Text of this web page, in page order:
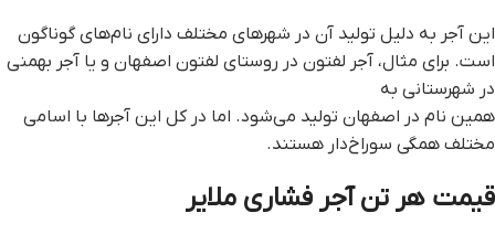
این آجر به دلیل تولید آن در شهرهای مختلف دارای نام‌های گوناگون
است. برای مثال، آجر لفتون در روستای لفتون اصفهان و یا آجر بهمنی
در شهرستانی به
همین نام در اصفهان تولید می‌شود. اما در کل این آجرها با اسامی
مختلف همگی سوراخ‌دار هستند.
قيمت هر تن آجر فشاري ملاير